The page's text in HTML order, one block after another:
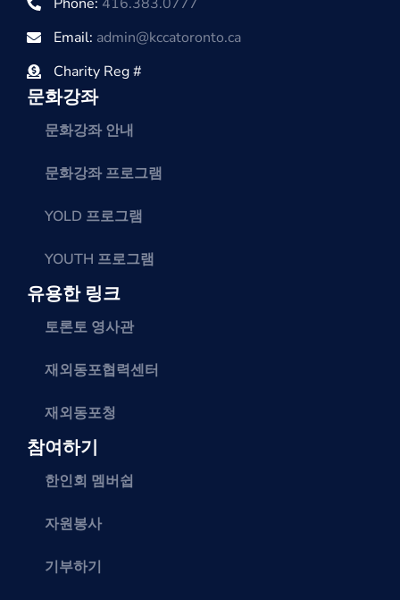
Email: admin@kccatoronto.ca
Charity Reg #
문화강좌
문화강좌 안내
문화강좌 프로그램
YOLD 프로그램
YOUTH 프로그램
유용한 링크
토론토 영사관
재외동포협력센터
재외동포청
참여하기
한인회 멤버쉽
자원봉사
기부하기